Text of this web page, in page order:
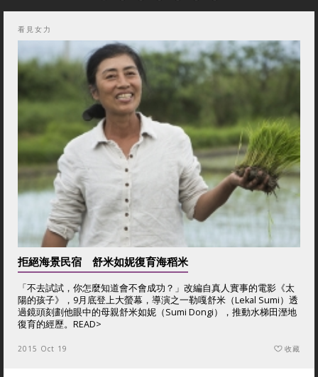
看見女力
拒絕海景民宿 舒米如妮復育海稻米
「不去試試，你怎麼知道會不會成功？」改編自真人實事的電影《太
陽的孩子》，9月底登上大螢幕，導演之一勒嘎舒米（Lekal Sumi）透
過鏡頭刻劃他眼中的母親舒米如妮（Sumi Dongi），推動水梯田溼地
復育的經歷。 READ>
2015 Oct 19 收藏